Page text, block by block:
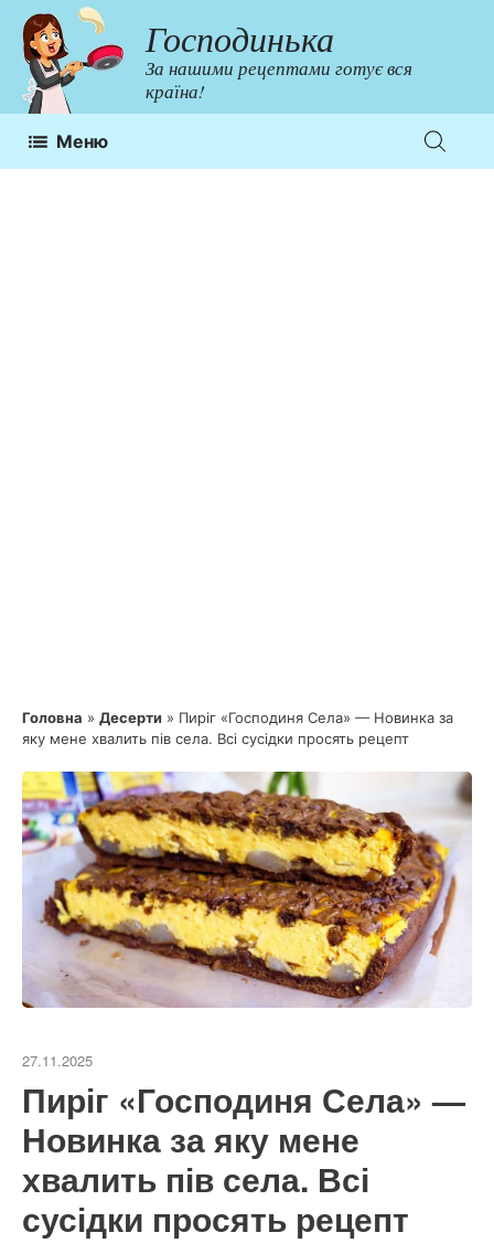
Перейти
до
контенту
Господинька
За нашими рецептами готує вся
країна!
Меню
Головна » Десерти » Пиріг «Господиня Села» — Новинка за
яку мене хвалить пів села. Всі сусідки просять рецепт
27.11.2025
Пиріг «Господиня Села» —
Новинка за яку мене
хвалить пів села. Всі
сусідки просять рецепт